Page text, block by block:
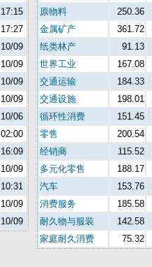
17:15
17:27
10/09
10/09
10/09
10/09
10/06
02:00
16:09
10/09
10:31
10/09
10/09
原物料
250.36
金属矿产
361.72
纸类林产
91.13
世界工业
167.08
交通运输
184.33
交通设施
198.01
循环性消费
151.45
零售
200.54
经销商
115.52
多元化零售
188.17
汽车
153.76
消费服务
185.58
耐久物与服装
142.58
家庭耐久消费
75.32